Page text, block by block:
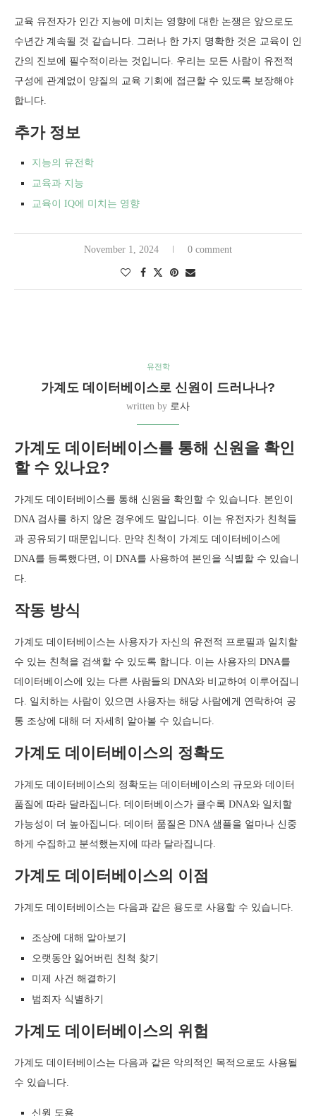
교육 유전자가 인간 지능에 미치는 영향에 대한 논쟁은 앞으로도
수년간 계속될 것 같습니다. 그러나 한 가지 명확한 것은 교육이 인
간의 진보에 필수적이라는 것입니다. 우리는 모든 사람이 유전적
구성에 관계없이 양질의 교육 기회에 접근할 수 있도록 보장해야
합니다.
추가 정보
지능의 유전학
교육과 지능
교육이 IQ에 미치는 영향
November 1, 2024 0 comment
유전학
가계도 데이터베이스로 신원이 드러나나?
written by 로사
가계도 데이터베이스를 통해 신원을 확인
할 수 있나요?
가계도 데이터베이스를 통해 신원을 확인할 수 있습니다. 본인이
DNA 검사를 하지 않은 경우에도 말입니다. 이는 유전자가 친척들
과 공유되기 때문입니다. 만약 친척이 가계도 데이터베이스에
DNA를 등록했다면, 이 DNA를 사용하여 본인을 식별할 수 있습니
다.
작동 방식
가계도 데이터베이스는 사용자가 자신의 유전적 프로필과 일치할
수 있는 친척을 검색할 수 있도록 합니다. 이는 사용자의 DNA를
데이터베이스에 있는 다른 사람들의 DNA와 비교하여 이루어집니
다. 일치하는 사람이 있으면 사용자는 해당 사람에게 연락하여 공
통 조상에 대해 더 자세히 알아볼 수 있습니다.
가계도 데이터베이스의 정확도
가계도 데이터베이스의 정확도는 데이터베이스의 규모와 데이터
품질에 따라 달라집니다. 데이터베이스가 클수록 DNA와 일치할
가능성이 더 높아집니다. 데이터 품질은 DNA 샘플을 얼마나 신중
하게 수집하고 분석했는지에 따라 달라집니다.
가계도 데이터베이스의 이점
가계도 데이터베이스는 다음과 같은 용도로 사용할 수 있습니다.
조상에 대해 알아보기
오랫동안 잃어버린 친척 찾기
미제 사건 해결하기
범죄자 식별하기
가계도 데이터베이스의 위험
가계도 데이터베이스는 다음과 같은 악의적인 목적으로도 사용될
수 있습니다.
신원 도용